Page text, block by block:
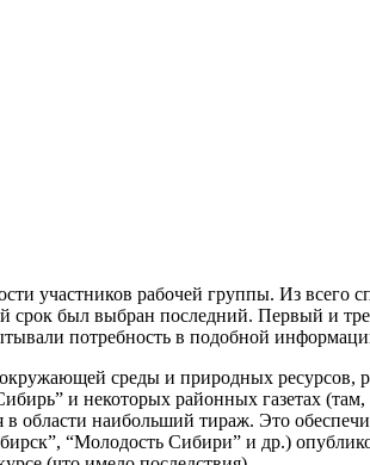
участников рабочей группы. Из всего
срок был выбран последний. Первый и
потребность в подобной
среды и природных ресурсов,
и некоторых районных газетах (там,
области наибольший тираж. Это
“Молодость Сибири” и др.)